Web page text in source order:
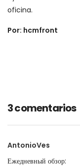
oficina.
Por: hcmfront
3 comentarios
AntonioVes
Ежедневный обзор: